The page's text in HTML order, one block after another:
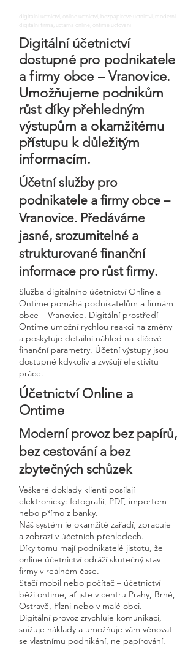
digitalni uctnictvi, online uctnictvi, bezpapirove uctnictvi, moderni
digitalni firma, uctarna online, ontime uctovani
Digitální účetnictví
dostupné pro podnikatele
a firmy obce – Vranovice.
Umožňujeme podnikům
růst díky přehledným
výstupům a okamžitému
přístupu k důležitým
informacím.
Účetní služby pro
podnikatele a firmy obce –
Vranovice. Předáváme
jasné, srozumitelné a
strukturované finanční
informace pro růst firmy.
Služba digitálního účetnictví Online a
Ontime pomáhá podnikatelům a firmám
obce – Vranovice. Digitální prostředí
Ontime umožní rychlou reakci na změny
a poskytuje detailní náhled na klíčové
finanční parametry. Účetní výstupy jsou
dostupné kdykoliv a zvyšují efektivitu
práce.
Účetnictví Online a
Ontime
Moderní provoz bez papírů,
bez cestování a bez
zbytečných schůzek
Veškeré doklady klienti posílají
elektronicky: fotografií, PDF, importem
nebo přímo z banky.
Náš systém je okamžitě zařadí, zpracuje
a zobrazí v účetních přehledech.
Díky tomu mají podnikatelé jistotu, že
online účetnictví odráží skutečný stav
firmy v reálném čase.
Stačí mobil nebo počítač – účetnictví
běží ontime, ať jste v centru Prahy, Brně,
Ostravě, Plzni nebo v malé obci.
Digitální provoz zrychluje komunikaci,
snižuje náklady a umožňuje vám věnovat
se vlastnímu podnikání, ne papírování.